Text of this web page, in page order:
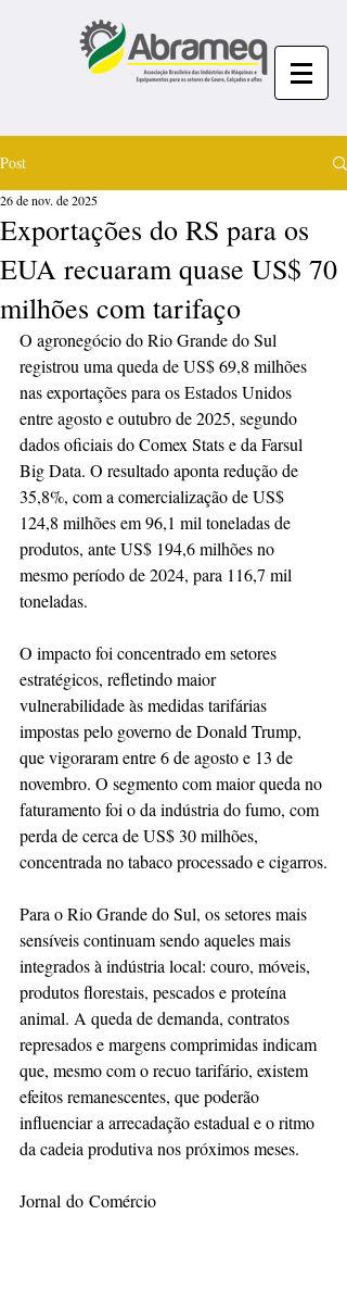
Post
Exportações do RS para os
EUA recuaram quase US$ 70
milhões com tarifaço
26 de nov. de 2025
O agronegócio do Rio Grande do Sul
registrou uma queda de US$ 69,8 milhões
nas exportações para os Estados Unidos
entre agosto e outubro de 2025, segundo
dados oficiais do Comex Stats e da Farsul
Big Data. O resultado aponta redução de
35,8%, com a comercialização de US$
124,8 milhões em 96,1 mil toneladas de
produtos, ante US$ 194,6 milhões no
mesmo período de 2024, para 116,7 mil
toneladas.
O impacto foi concentrado em setores
estratégicos, refletindo maior
vulnerabilidade às medidas tarifárias
impostas pelo governo de Donald Trump,
que vigoraram entre 6 de agosto e 13 de
novembro. O segmento com maior queda no
faturamento foi o da indústria do fumo, com
perda de cerca de US$ 30 milhões,
concentrada no tabaco processado e cigarros.
Para o Rio Grande do Sul, os setores mais
sensíveis continuam sendo aqueles mais
integrados à indústria local: couro, móveis,
produtos florestais, pescados e proteína
animal. A queda de demanda, contratos
represados e margens comprimidas indicam
que, mesmo com o recuo tarifário, existem
efeitos remanescentes, que poderão
influenciar a arrecadação estadual e o ritmo
da cadeia produtiva nos próximos meses.
Jornal do Comércio